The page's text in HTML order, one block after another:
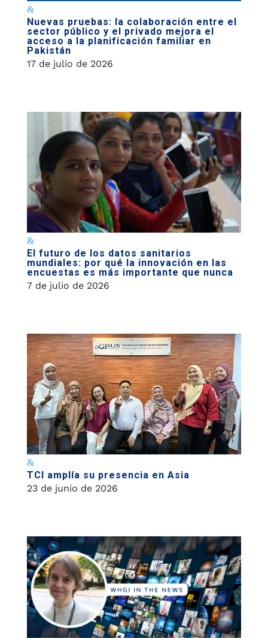
Nuevas pruebas: la colaboración entre el
sector público y el privado mejora el
acceso a la planificación familiar en
Pakistán
17 de julio de 2026
El futuro de los datos sanitarios
mundiales: por qué la innovación en las
encuestas es más importante que nunca
7 de julio de 2026
TCI amplía su presencia en Asia
23 de junio de 2026